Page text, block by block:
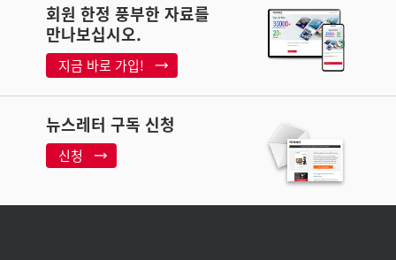
회원 한정 풍부한 자료를
만나보십시오.
지금 바로 가입!
뉴스레터 구독 신청
신청